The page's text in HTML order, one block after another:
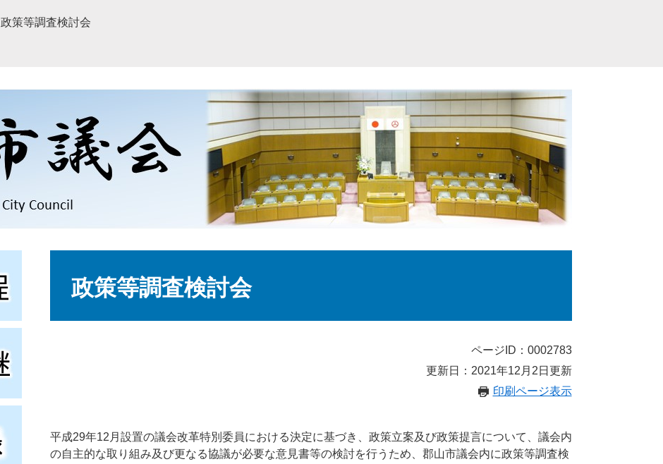
政策等調査検討会
政策等調査検討会
ページID：0002783
更新日：2021年12月2日更新
印刷ページ表示
平成29年12月設置の議会改革特別委員における決定に基づき、政策立案及び政策提言について、議会内
の自主的な取り組み及び更なる協議が必要な意見書等の検討を行うため、郡山市議会内に政策等調査検